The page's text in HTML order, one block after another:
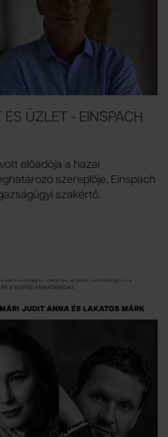
ÜZLET - EINSPACH
előadója a hazai
szereplője, Einspach
szakértő.
ÉS ÜZLET - EINSPACH